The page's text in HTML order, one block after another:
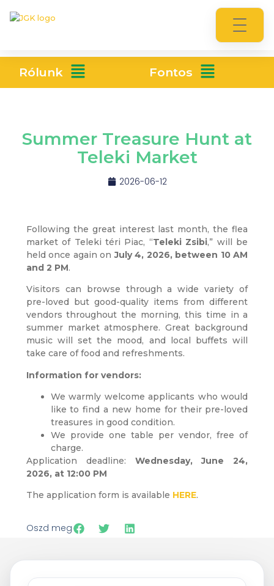
Rólunk Fontos
Summer Treasure Hunt at
Teleki Market
2026-06-12
Following the great interest last month, the flea
market of Teleki téri Piac, “Teleki Zsibi,” will be
held once again onJuly 4, 2026, between 10 AM
and 2 PM.
Visitors can browse through a wide variety of
pre-loved but good-quality items from different
vendors throughout the morning, this time in a
summer market atmosphere. Great background
music will set the mood, and local buffets will
take care of food and refreshments.
Information for vendors:
We warmly welcome applicants who would
like to find a new home for their pre-loved
treasures in good condition.
We provide one table per vendor, free of
charge.
Application deadline: Wednesday, June 24,
2026, at 12:00 PM
The application form is available HERE.
Oszd meg